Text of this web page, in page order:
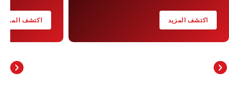
اكتشف المزيد اكتشف المزيد